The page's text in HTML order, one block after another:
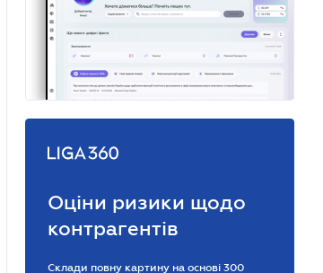
Оціни ризики щодо
контрагентів
Склади повну картину на основі 300